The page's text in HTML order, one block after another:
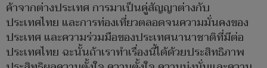
ค้าจากต่างประเทศ การมาเป็นคู่สัญญาต่างกับ
ประเทศไทย และการท่องเที่ยวตลอดจนความมั่นคงของ
ประเทศ และความร่วมมือของประเทศนานาชาติที่มีต่อ
ประเทศไทย ฉะนั้นถ้าเราทำเรื่องนี้ได้ด้วยประสิทธิภาพ